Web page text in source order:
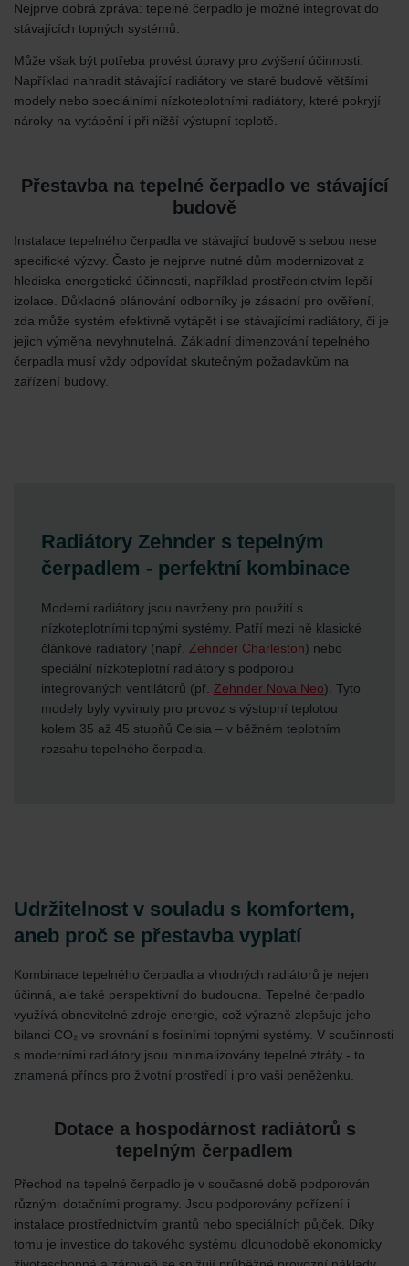
Nejprve dobrá zpráva: tepelné čerpadlo je možné integrovat do
stávajících topných systémů.
Může však být potřeba provést úpravy pro zvýšení účinnosti.
Například nahradit stávající radiátory ve staré budově většími
modely nebo speciálními nízkoteplotními radiátory, které pokryjí
nároky na vytápění i při nižší výstupní teplotě.
Přestavba na tepelné čerpadlo ve stávající
budově
Instalace tepelného čerpadla ve stávající budově s sebou nese
specifické výzvy. Často je nejprve nutné dům modernizovat z
hlediska energetické účinnosti, například prostřednictvím lepší
izolace. Důkladné plánování odborníky je zásadní pro ověření,
zda může systém efektivně vytápět i se stávajícími radiátory, či je
jejich výměna nevyhnutelná. Základní dimenzování tepelného
čerpadla musí vždy odpovídat skutečným požadavkům na
zařízení budovy.
Radiátory Zehnder s tepelným
čerpadlem - perfektní kombinace
Moderní radiátory jsou navrženy pro použití s
nízkoteplotními topnými systémy. Patří mezi ně klasické
článkové radiátory (např. Zehnder Charleston) nebo
speciální nízkoteplotní radiátory s podporou
integrovaných ventilátorů (př. Zehnder Nova Neo). Tyto
modely byly vyvinuty pro provoz s výstupní teplotou
kolem 35 až 45 stupňů Celsia – v běžném teplotním
rozsahu tepelného čerpadla.
Udržitelnost v souladu s komfortem,
aneb proč se přestavba vyplatí
Kombinace tepelného čerpadla a vhodných radiátorů je nejen
účinná, ale také perspektivní do budoucna. Tepelné čerpadlo
využívá obnovitelné zdroje energie, což výrazně zlepšuje jeho
bilanci CO₂ ve srovnání s fosilními topnými systémy. V součinnosti
s moderními radiátory jsou minimalizovány tepelné ztráty - to
znamená přínos pro životní prostředí i pro vaši peněženku.
Dotace a hospodárnost radiátorů s
tepelným čerpadlem
Přechod na tepelné čerpadlo je v současné době podporován
různými dotačními programy. Jsou podporovány pořízení i
instalace prostřednictvím grantů nebo speciálních půjček. Díky
tomu je investice do takového systému dlouhodobě ekonomicky